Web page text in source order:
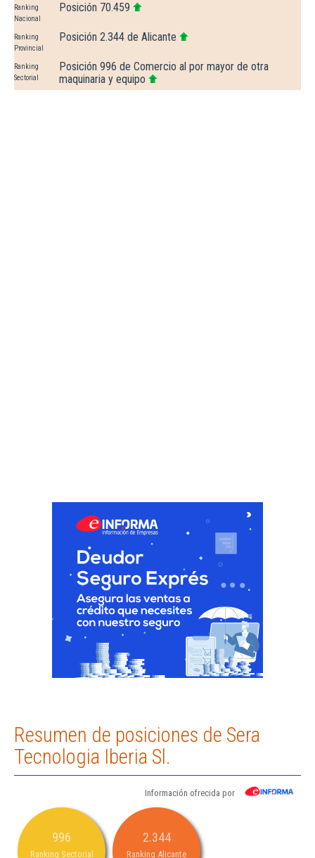
Ranking
Nacional
Posición 70.459
Ranking
Provincial
Posición 2.344 de Alicante
Ranking
Sectorial
Posición 996 de Comercio al por mayor de otra
maquinaria y equipo
Resumen de posiciones de Sera
Tecnologia Iberia Sl.
Información ofrecida por
996
Ranking Sectorial
2.344
Ranking Alicante